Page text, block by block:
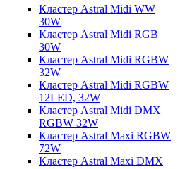
Кластер Astral Midi WW
30W
Кластер Astral Midi RGB
30W
Кластер Astral Midi RGBW
32W
Кластер Astral Midi RGBW
12LED, 32W
Кластер Astral Midi DMX
RGBW 32W
Кластер Astral Maxi RGBW
72W
Кластер Astral Maxi DMX